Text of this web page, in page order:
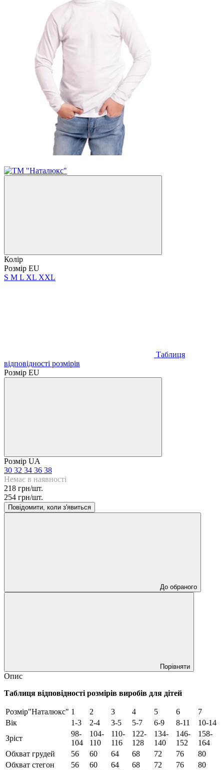
Колір
Розмір EU
S M L XL XXL
Таблиця
відповідності розмірів
Розмір EU
Розмір UA
30 32 34 36 38
Немає в наявності
218 грн/шт.
254 грн/шт.
Повідомити, коли з'явиться
До обраного
Порівняти
Опис
Таблиця відповідності розмірів виробів для дітей
Розмір"Наталюкс" 1 2 3 4 5 6
7
Вік
1-3 2-4 3-5 5-7 6-9 8-11
10-14
Зріст
98-
104
104-
110
110-
116
122-
128
134-
140
146-
152
158-
164
Обхват грудей
56 60 64 68 72 76
80
Обхват стегон
56 60 64 68 72 76
80